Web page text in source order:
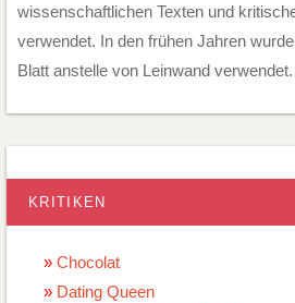
wissenschaftlichen Texten und
verwendet. In den frühen Jahren
Blatt anstelle von Leinwand verwendet.
KRITIKEN
Chocolat
Dating Queen